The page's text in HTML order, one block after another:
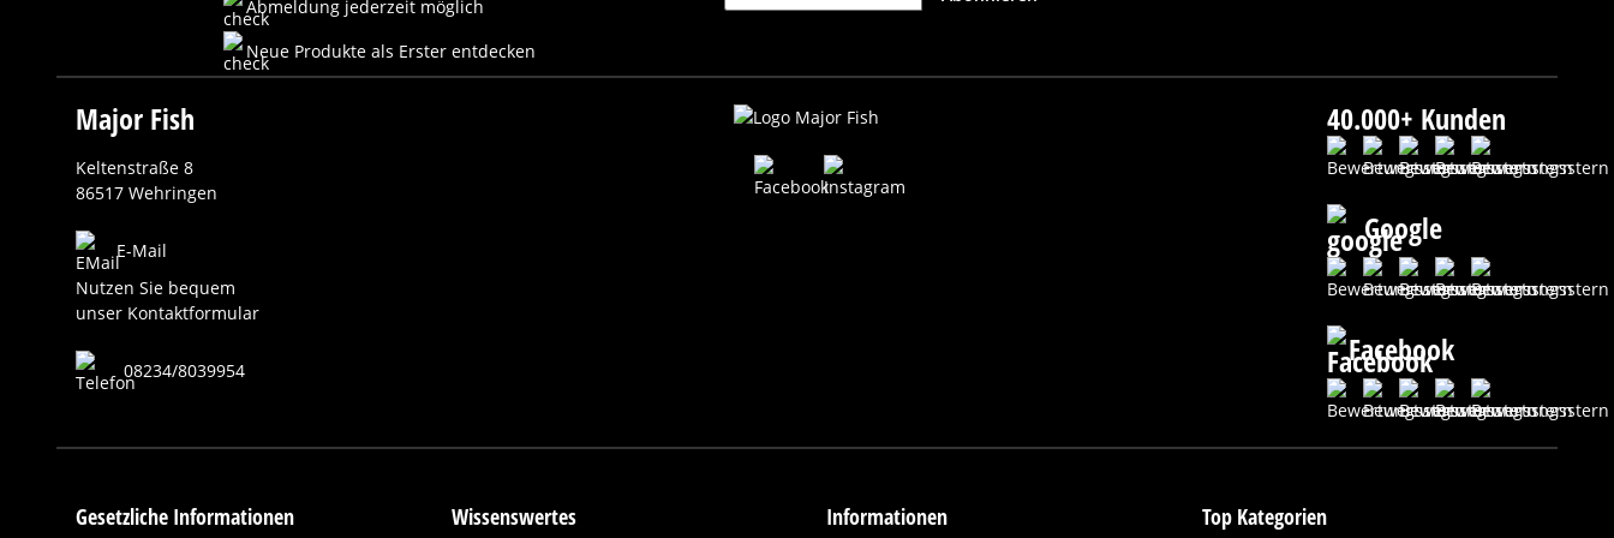
Abmeldung jederzeit möglich
Neue Produkte als Erster entdecken
Major Fish
Keltenstraße 8
86517 Wehringen
E-Mail
Nutzen Sie bequem
unser Kontaktformular
08234/8039954
40.000+ Kunden
Google
Facebook
Gesetzliche Informationen Wissenswertes Informationen Top Kategorien